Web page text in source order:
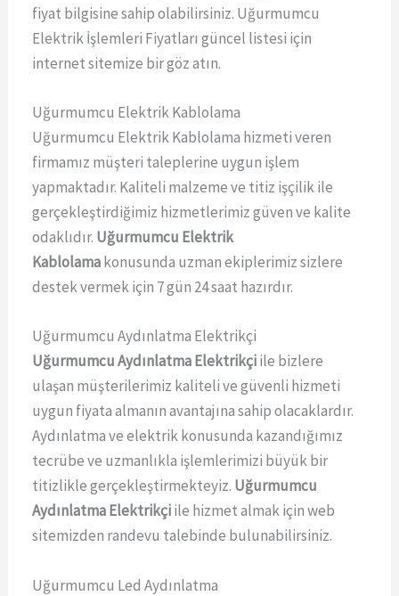
fiyat bilgisine sahip olabilirsiniz. Uğurmumcu
Elektrik İşlemleri Fiyatları güncel listesi için
internet sitemize bir göz atın.
Uğurmumcu Elektrik Kablolama
Uğurmumcu Elektrik Kablolama hizmeti veren
firmamız müşteri taleplerine uygun işlem
yapmaktadır. Kaliteli malzeme ve titiz işçilik ile
gerçekleştirdiğimiz hizmetlerimiz güven ve kalite
odaklıdır. Uğurmumcu Elektrik
Kablolamakonusunda uzman ekiplerimiz sizlere
destek vermek için 7 gün 24 saat hazırdır.
Uğurmumcu Aydınlatma Elektrikçi
Uğurmumcu Aydınlatma Elektrikçiile bizlere
ulaşan müşterilerimiz kaliteli ve güvenli hizmeti
uygun fiyata almanın avantajına sahip olacaklardır.
Aydınlatma ve elektrik konusunda kazandığımız
tecrübe ve uzmanlıkla işlemlerimizi büyük bir
titizlikle gerçekleştirmekteyiz. Uğurmumcu
Aydınlatma Elektrikçiile hizmet almak için web
sitemizden randevu talebinde bulunabilirsiniz.
Uğurmumcu Led Aydınlatma